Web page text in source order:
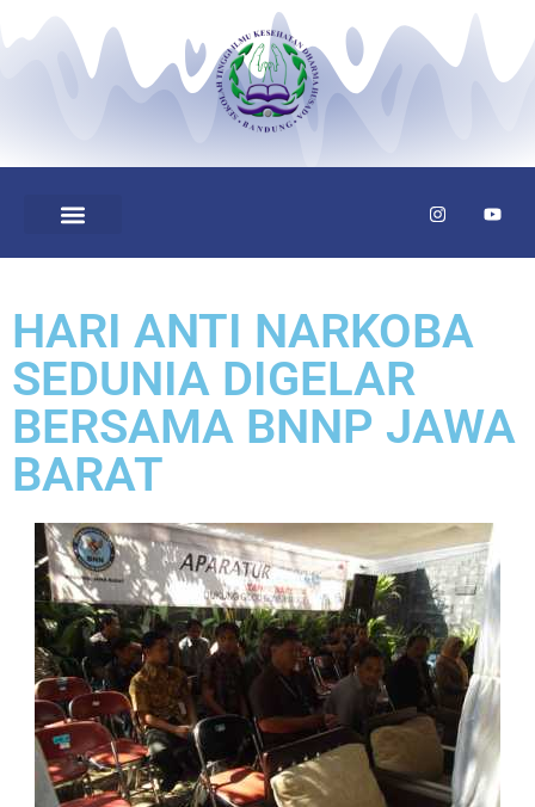
HARI ANTI NARKOBA
SEDUNIA DIGELAR
BERSAMA BNNP JAWA
BARAT